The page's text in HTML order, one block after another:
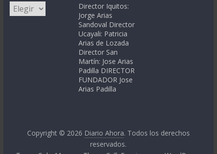
Categorías
Director Iquitos:
Jorge Arias
Sandoval Director
Ucayali: Patricia
Arias de Lozada
Director San
Martín: Jose Arias
Padilla DIRECTOR
FUNDADOR Jose
Arias Padilla
Copyright © 2026 Diario Ahora. Todos los derechos
reservados.